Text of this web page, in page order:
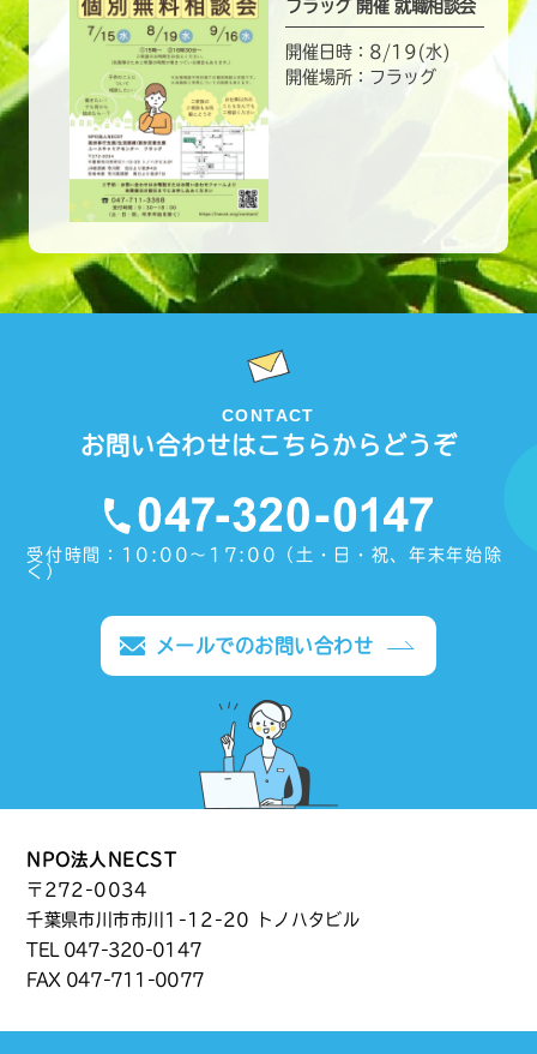
フラッグ 開催 就職相談会
開催日時：8/19(水)
開催場所：フラッグ
CONTACT
お問い合わせはこちらからどうぞ
受付時間：10:00〜17:00（土・日・祝、年末年始除
く）
メールでのお問い合わせ
NPO法人NECST
〒272-0034
千葉県市川市市川1-12-20 トノハタビル
TEL 047-320-0147
FAX 047-711-0077